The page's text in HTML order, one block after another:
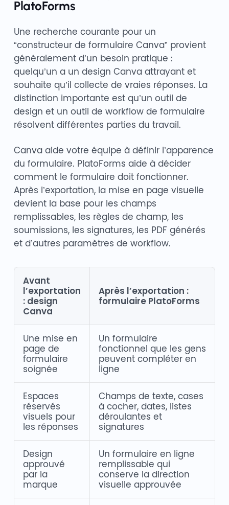
PlatoForms
Une recherche courante pour un
“constructeur de formulaire Canva” provient
généralement d’un besoin pratique :
quelqu’un a un design Canva attrayant et
souhaite qu’il collecte de vraies réponses. La
distinction importante est qu’un outil de
design et un outil de workflow de formulaire
résolvent différentes parties du travail.
Canva aide votre équipe à définir l’apparence
du formulaire. PlatoForms aide à décider
comment le formulaire doit fonctionner.
Après l’exportation, la mise en page visuelle
devient la base pour les champs
remplissables, les règles de champ, les
soumissions, les signatures, les PDF générés
et d’autres paramètres de workflow.
Avant
l’exportation
: design
Canva
Après l’exportation :
formulaire PlatoForms
Une mise en
page de
formulaire
soignée
Un formulaire
fonctionnel que les gens
peuvent compléter en
ligne
Espaces
réservés
visuels pour
les réponses
Champs de texte, cases
à cocher, dates, listes
déroulantes et
signatures
Design
approuvé
par la
marque
Un formulaire en ligne
remplissable qui
conserve la direction
visuelle approuvée